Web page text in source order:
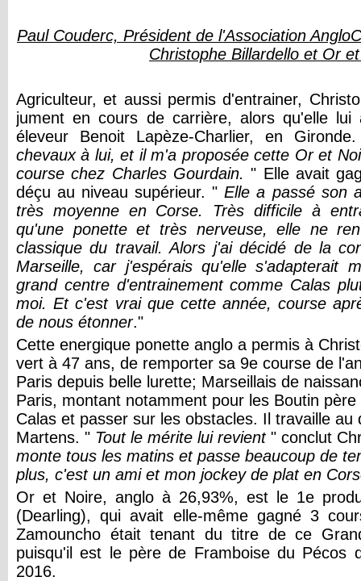
Paul Couderc, Président de l'Association
Christophe Billardello et Or
Agriculteur, et aussi permis d'entrainer,
jument en cours de carrière, alors qu'elle
éleveur Benoit Lapèze-Charlier, en
chevaux à lui, et il m'a proposée cette Or et
course chez Charles Gourdain. " Elle avait
déçu au niveau supérieur. " Elle a passé son
très moyenne en Corse. Très difficile à
qu'une ponette et très nerveuse, elle ne
classique du travail. Alors j'ai décidé de la
Marseille, car j'espérais qu'elle s'adapterait
grand centre d'entrainement comme Calas
moi. Et c'est vrai que cette année, course
de nous étonner."
Cette energique ponette anglo a permis à
vert à 47 ans, de remporter sa 9e course de
Paris depuis belle lurette; Marseillais de
Paris, montant notamment pour les Boutin
Calas et passer sur les obstacles. Il travaille au
Martens. " Tout le mérite lui revient " conclut
monte tous les matins et passe beaucoup de
plus, c'est un ami et mon jockey de plat en
Or et Noire, anglo à 26,93%, est le 1e
(Dearling), qui avait elle-même gagné 3
Zamouncho était tenant du titre de ce
puisqu'il est le père de Framboise du Pécos
2016.